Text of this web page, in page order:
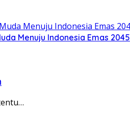
Menuju Indonesia Emas 2045